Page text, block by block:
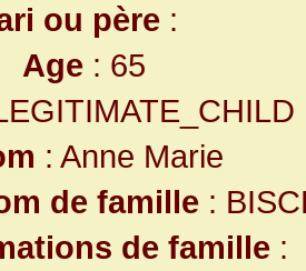
ou père :
Age : 65
: Anne Marie
de famille :
de famille :